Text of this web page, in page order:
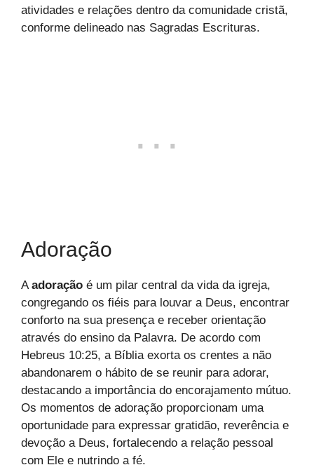
atividades e relações dentro da comunidade cristã,
conforme delineado nas Sagradas Escrituras.
Adoração
A adoração é um pilar central da vida da igreja,
congregando os fiéis para louvar a Deus, encontrar
conforto na sua presença e receber orientação
através do ensino da Palavra. De acordo com
Hebreus 10:25, a Bíblia exorta os crentes a não
abandonarem o hábito de se reunir para adorar,
destacando a importância do encorajamento mútuo.
Os momentos de adoração proporcionam uma
oportunidade para expressar gratidão, reverência e
devoção a Deus, fortalecendo a relação pessoal
com Ele e nutrindo a fé.